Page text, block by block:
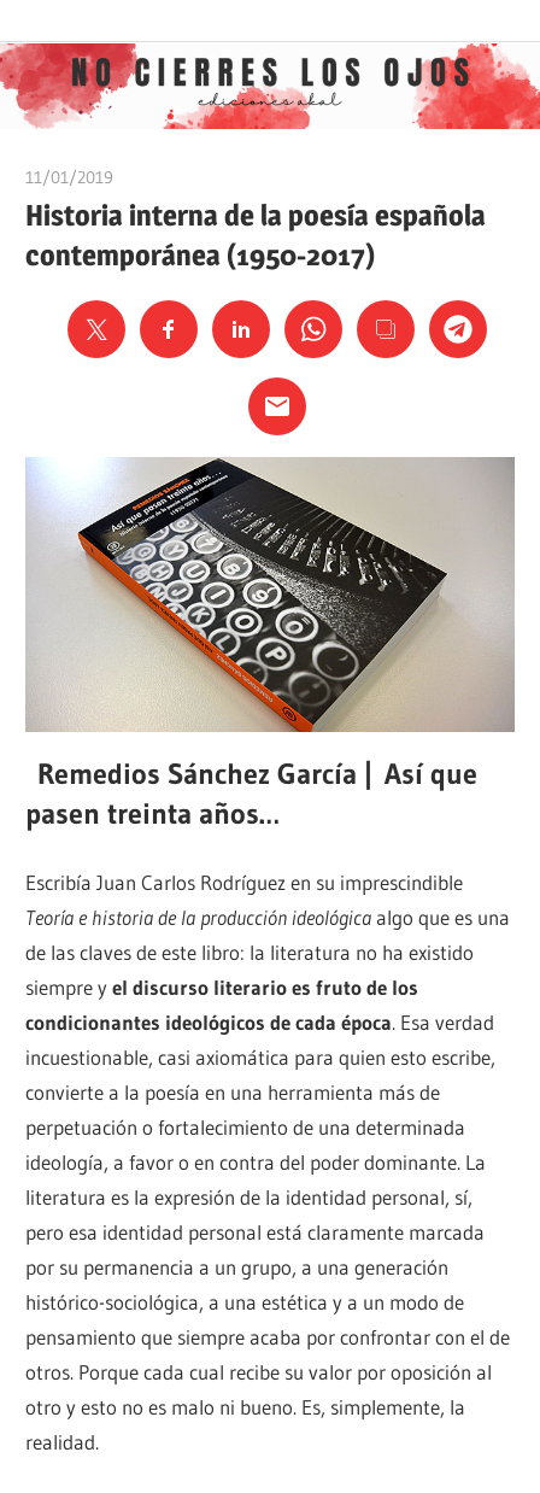
al
contenido
No
cierres
los
ojos
Akal
11/01/2019
Historia interna de la poesía española
contemporánea (1950-2017)
Remedios Sánchez García | Así que
pasen treinta años…
Escribía Juan Carlos Rodríguez en su imprescindible
Teoría e historia de la producción ideológicaalgo que es una
de las claves de este libro: la literatura no ha existido
siempre yel discurso literario es fruto de los
condicionantes ideológicos de cada época. Esa verdad
incuestionable, casi axiomática para quien esto escribe,
convierte a la poesía en una herramienta más de
perpetuación o fortalecimiento de una determinada
ideología, a favor o en contra del poder dominante. La
literatura es la expresión de la identidad personal, sí,
pero esa identidad personal está claramente marcada
por su permanencia a un grupo, a una generación
histórico-sociológica, a una estética y a un modo de
pensamiento que siempre acaba por confrontar con el de
otros. Porque cada cual recibe su valor por oposición al
otro y esto no es malo ni bueno. Es, simplemente, la
realidad.